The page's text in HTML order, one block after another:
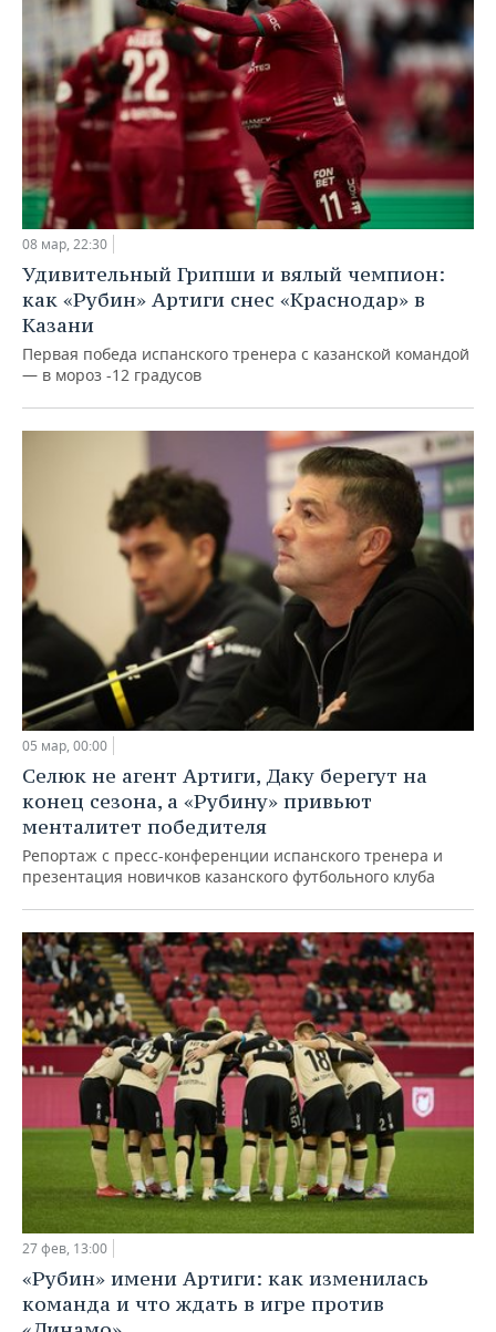
08 мар, 22:30
Удивительный Грипши и вялый чемпион:
как «Рубин» Артиги снес «Краснодар» в
Казани
Первая победа испанского тренера с казанской командой
— в мороз -12 градусов
05 мар, 00:00
Селюк не агент Артиги, Даку берегут на
конец сезона, а «Рубину» привьют
менталитет победителя
Репортаж с пресс-конференции испанского тренера и
презентация новичков казанского футбольного клуба
27 фев, 13:00
«Рубин» имени Артиги: как изменилась
команда и что ждать в игре против